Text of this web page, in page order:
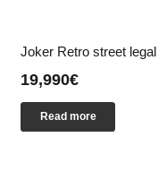
Joker Retro street legal
19,990€
Read more